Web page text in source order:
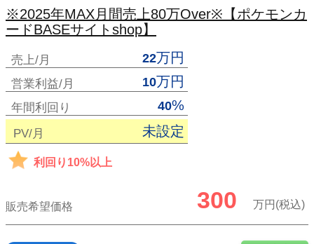
※2025年MAX月間売上80万Over※【ポケモンカ
ードBASEサイトshop】
売上/月 22万円
営業利益/月 10万円
年間利回り 40%
PV/月 未設定
利回り10%以上
販売希望価格 300 万円(税込)